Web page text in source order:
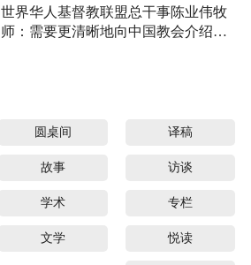
世界华人基督教联盟总干事陈业伟牧
师：需要更清晰地向中国教会介绍福
圆桌间 译稿
故事 访谈
学术 专栏
文学 悦读